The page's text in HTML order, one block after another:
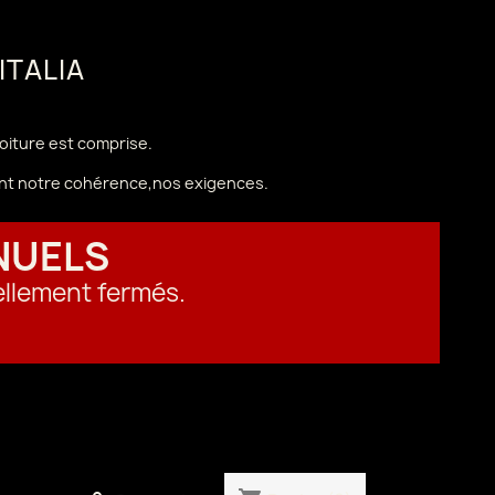
ITALIA
est comprise.
notre cohérence,nos exigences.
fermés.